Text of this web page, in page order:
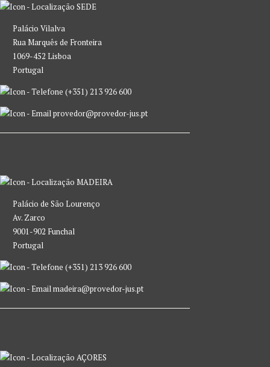
SEDE
Palácio Vilalva
Rua Marquês de Fronteira
1069-452 Lisboa
Portugal
(+351) 213 926 600
provedor@provedor-jus.pt
MADEIRA
Palácio de São Lourenço
Av. Zarco
9001-902 Funchal
Portugal
(+351) 213 926 600
madeira@provedor-jus.pt
AÇORES